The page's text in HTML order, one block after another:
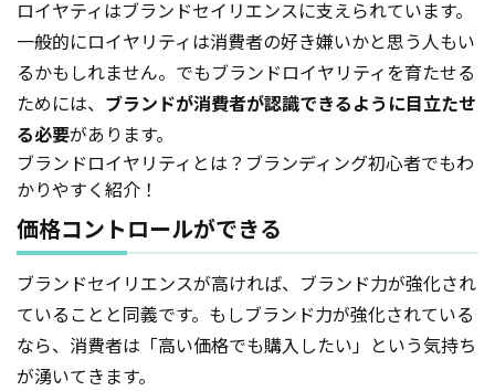
ロイヤティはブランドセイリエンスに支えられています。
一般的にロイヤリティは消費者の好き嫌いかと思う人もい
るかもしれません。でもブランドロイヤリティを育たせる
ためには、 ブランドが消費者が認識できるように目立たせ
る必要があります。
ブランドロイヤリティとは？ブランディング初心者でもわ
かりやすく紹介！
価格コントロールができる
ブランドセイリエンスが高ければ、ブランド力が強化され
ていることと同義です。もしブランド力が強化されている
なら、消費者は「高い価格でも購入したい」という気持ち
が湧いてきます。